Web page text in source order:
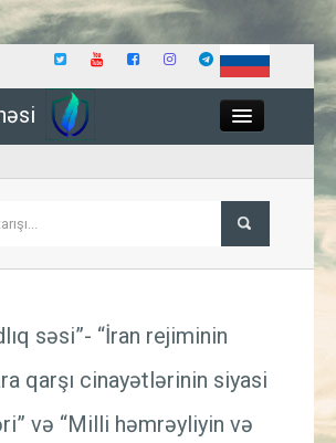
İqtisadiyyat
səsi”- “İran rejiminin
qarşı cinayətlərinin siyasi
və “Milli həmrəyliyin və